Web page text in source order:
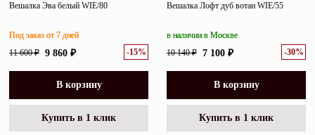
Вешалка Эва белый WIE/80
11 600 ₽ 9 860 ₽ -15%
Под заказ от 7 дней
В корзину
Купить в 1 клик
Вешалка Лофт дуб вотан WIE/55
10 140 ₽ 7 100 ₽ -30%
в наличии в Москве
В корзину
Купить в 1 клик